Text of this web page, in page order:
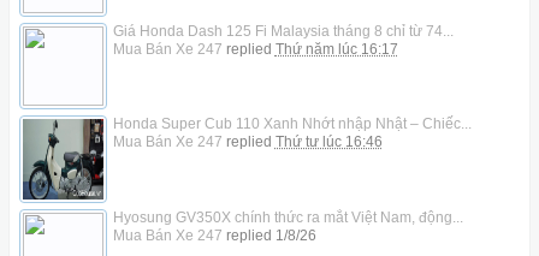
Giá Honda Dash 125 Fi Malaysia tháng 8 chỉ từ 74...
Mua Bán Xe 247 replied Thứ năm lúc 16:17
Honda Super Cub 110 Xanh Nhớt nhập Nhật – Chiếc...
Mua Bán Xe 247 replied Thứ tư lúc 16:46
Hyosung GV350X chính thức ra mắt Việt Nam, động...
Mua Bán Xe 247 replied 1/8/26